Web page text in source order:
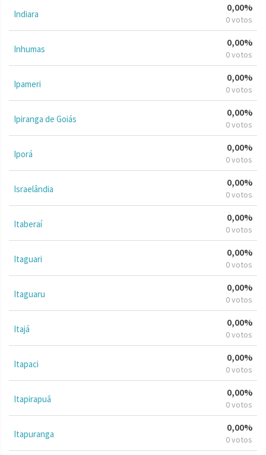
Indiara
0,00%
0 votos
Inhumas
0,00%
0 votos
Ipameri
0,00%
0 votos
Ipiranga de Goiás
0,00%
0 votos
Iporá
0,00%
0 votos
Israelândia
0,00%
0 votos
Itaberaí
0,00%
0 votos
Itaguari
0,00%
0 votos
Itaguaru
0,00%
0 votos
Itajá
0,00%
0 votos
Itapaci
0,00%
0 votos
Itapirapuã
0,00%
0 votos
Itapuranga
0,00%
0 votos